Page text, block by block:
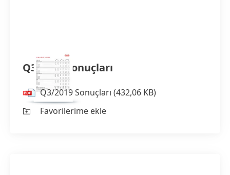
Q3/2019 Sonuçları
Q3/2019 Sonuçları (432,06 KB)
Favorilerime ekle